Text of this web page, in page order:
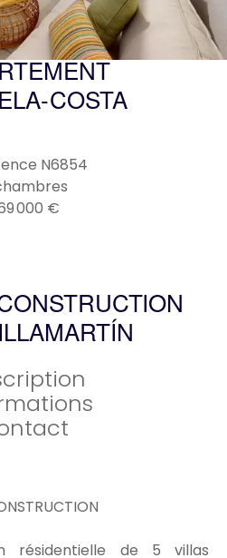
COSTA
N6854
000 €
résidentielle de 5 villas